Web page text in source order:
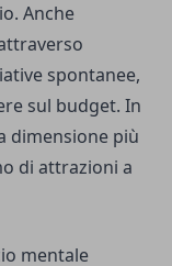
Anche
spontanee,
sul budget. In
dimensione più
di attrazioni a
mentale